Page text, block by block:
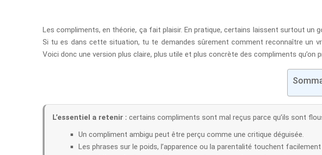
Les compliments, en théorie, ça fait plaisir. En pratique, certains laissent surtout un
Si tu es dans cette situation, tu te demandes sûrement comment reconnaître un
Voici donc une version plus claire, plus utile et plus concrète des compliments qu’on
L’essentiel a retenir : certains compliments sont mal reçus parce qu’ils sont
Un compliment ambigu peut être perçu comme une critique déguisée.
Les phrases sur le poids, l’apparence ou la parentalité touchent facilement